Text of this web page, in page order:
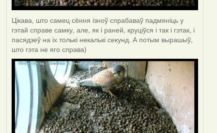
Цікава, што самец сёння ізноў спрабаваў падмяніць у
гэтай справе самку, але, як і раней, круціўся і так і гэтак, і
пасядзеў на іх толькі некалькі секунд. А потым вырашыў,
што гэта не яго справа)